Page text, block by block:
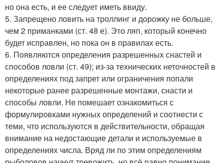
но она есть, и ее следует иметь ввиду.
5. Запрещено ловить на троллинг и дорожку не больше,
чем 2 приманками (ст. 48 е). Это ляп, который конечно
будет исправлен, но пока он в правилах есть.
6. Появляются определения разрешенных снастей и
способов ловли (ст. 49); из-за технических неточностей в
определениях под запрет или ограничения попали
некоторые ранее разрешенные монтажи, снасти и
способы ловли. Не помешает ознакомиться с
формулировками нужных определений и соотнести с
теми, что используются в действительности, обращая
внимание на недостающие детали и используемые в
определениях числа. Вряд ли по этим определениям